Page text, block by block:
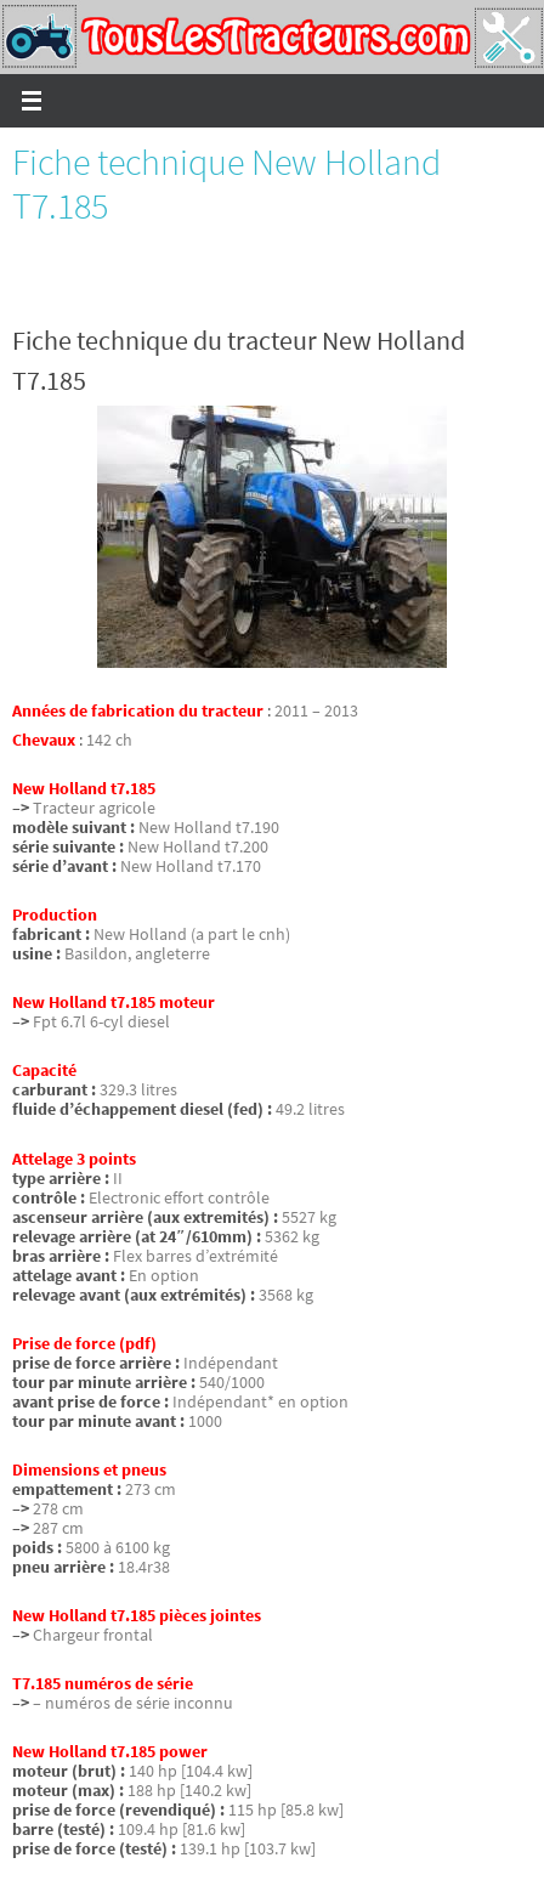
Passer
vers
le
contenu
Fiche technique New Holland
T7.185
Fiche technique du tracteur New Holland
T7.185
Années de fabrication du tracteur :2011 – 2013
Chevaux : 142 ch
New Holland t7.185
–>Tracteur agricole
modèle suivant : New Holland t7.190
série suivante : New Holland t7.200
série d’avant : New Holland t7.170
Production
fabricant : New Holland (a part le cnh)
usine : Basildon, angleterre
New Holland t7.185 moteur
–> Fpt 6.7l 6-cyl diesel
Capacité
carburant :329.3 litres
fluide d’échappement diesel (fed) :49.2 litres
Attelage 3 points
type arrière : II
contrôle : Electronic effort contrôle
ascenseur arrière (aux extremités) :5527 kg
relevage arrière (at 24″/610mm) :5362 kg
bras arrière : Flex barres d’extrémité
attelage avant : En option
relevage avant (aux extrémités) :3568 kg
Prise de force (pdf)
prise de force arrière : Indépendant
tour par minute arrière :540/1000
avant prise de force : Indépendant* en option
tour par minute avant : 1000
Dimensions et pneus
empattement :273 cm
–>278 cm
–>287 cm
poids :5800 à 6100 kg
pneu arrière : 18.4r38
New Holland t7.185 pièces jointes
–>Chargeur frontal
T7.185 numéros de série
–>– numéros de série inconnu
New Holland t7.185 power
moteur (brut) : 140 hp [104.4 kw]
moteur (max) : 188 hp [140.2 kw]
prise de force (revendiqué) : 115 hp [85.8 kw]
barre (testé) : 109.4 hp [81.6 kw]
prise de force (testé) : 139.1 hp [103.7 kw]